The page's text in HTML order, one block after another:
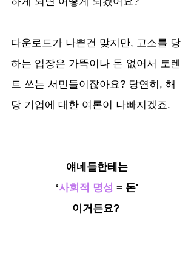
다운로드가 나쁜건 맞지만, 고소를 당
하는 입장은 가뜩이나 돈 없어서 토렌
트 쓰는 서민들이잖아요? 당연히, 해
당 기업에 대한 여론이 나빠지겠죠.
얘네들한테는
‘사회적 명성 = 돈'
이거든요?